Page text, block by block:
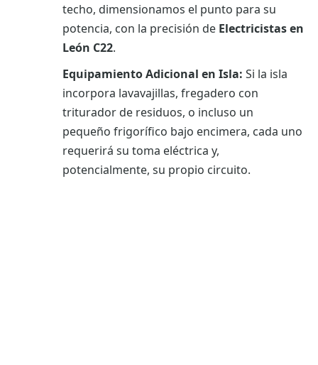
techo, dimensionamos el punto para su
potencia, con la precisión de Electricistas en
León C22.
Equipamiento Adicional en Isla: Si la isla
incorpora lavavajillas, fregadero con
triturador de residuos, o incluso un
pequeño frigorífico bajo encimera, cada uno
requerirá su toma eléctrica y,
potencialmente, su propio circuito.